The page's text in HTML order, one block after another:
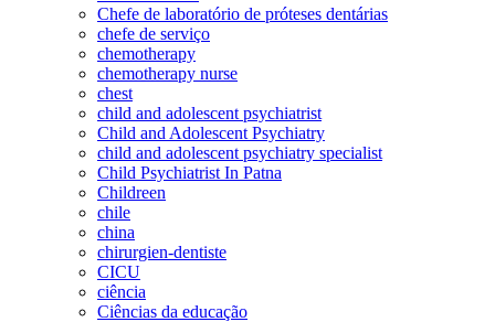
Chefe de laboratório de próteses dentárias
chefe de serviço
chemotherapy
chemotherapy nurse
chest
child and adolescent psychiatrist
Child and Adolescent Psychiatry
child and adolescent psychiatry specialist
Child Psychiatrist In Patna
Childreen
chile
china
chirurgien-dentiste
CICU
ciência
Ciências da educação